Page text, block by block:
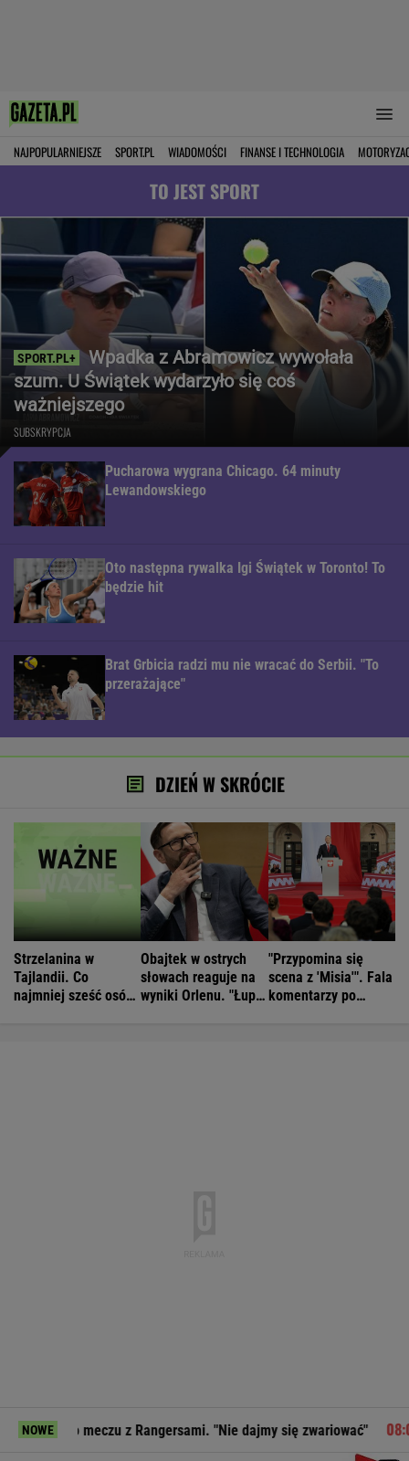
NAJPOPULARNIEJSZE SPORT.PL WIADOMOŚCI FINANSE I TECHNOLOGIA
TO JEST SPORT
Wpadka z Abramowicz wywołała
szum. U Świątek wydarzyło się coś
ważniejszego
SUBSKRYPCJA
Pucharowa wygrana Chicago. 64 minuty
Lewandowskiego
Oto następna rywalka Igi Świątek w Toronto! To
będzie hit
Brat Grbicia radzi mu nie wracać do Serbii. "To
przerażające"
DZIEŃ W SKRÓCIE
Strzelanina w
Tajlandii. Co
najmniej sześć osób
Obajtek w ostrych
słowach reaguje na
wyniki Orlenu. "Łupi
"Przypomina się
scena z 'Misia'". Fala
komentarzy po
NOWEz Rangersami. "Nie dajmy się zwariować"